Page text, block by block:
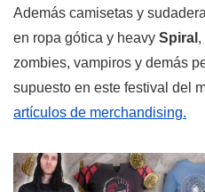
Además camisetas y
en ropa gótica y heavy Spiral ,
zombies, vampiros y demás
supuesto en este festival del
artículos de merchandising.